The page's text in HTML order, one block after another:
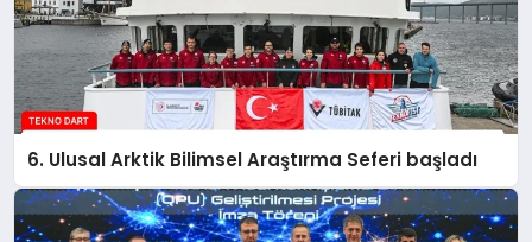
6. Ulusal Arktik Bilimsel Araştırma Seferi başladı